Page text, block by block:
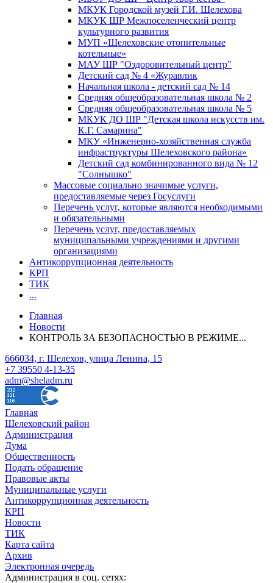
МКУК Городской музей Г.И. Шелехова
МКУК ШР Межпоселенческий центр
культурного развития
МУП «Шелеховские отопительные
котельные»
МАУ ШР "Оздоровительный центр"
Детский сад № 4 «Журавлик
Начальная школа - детский сад № 14
Средняя общеобразовательная школа № 2
Средняя общеобразовательная школа № 5
МКУК ДО ШР "Детская школа искусств им.
К.Г. Самарина"
МКУ «Инженерно-хозяйственная служба
инфраструктуры Шелеховского района»
Детский сад комбинированного вида № 12
"Солнышко"
Массовые социально значимые услуги,
предоставляемые через Госуслуги
Перечень услуг, которые являются необходимыми
и обязательными
Перечень услуг, предоставляемых
муниципальными учреждениями и другими
организациями
Антикоррупционная деятельность
КРП
ТИК
...
Главная
Новости
КОНТРОЛЬ ЗА БЕЗОПАСНОСТЬЮ В РЕЖИМЕ...
666034, г. Шелехов, улица Ленина, 15
+7 39550 4-13-35
adm@sheladm.ru
Главная
Шелеховский район
Администрация
Дума
Общественность
Подать обращение
Правовые акты
Муниципальные услуги
Антикоррупционная деятельность
КРП
Новости
ТИК
Карта сайта
Архив
Электронная очередь
Администрация в соц. сетях: